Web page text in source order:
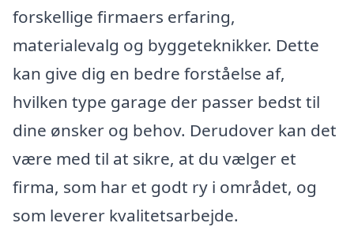
forskellige firmaers erfaring,
materialevalg og byggeteknikker. Dette
kan give dig en bedre forståelse af,
hvilken type garage der passer bedst til
dine ønsker og behov. Derudover kan det
være med til at sikre, at du vælger et
firma, som har et godt ry i området, og
som leverer kvalitetsarbejde.